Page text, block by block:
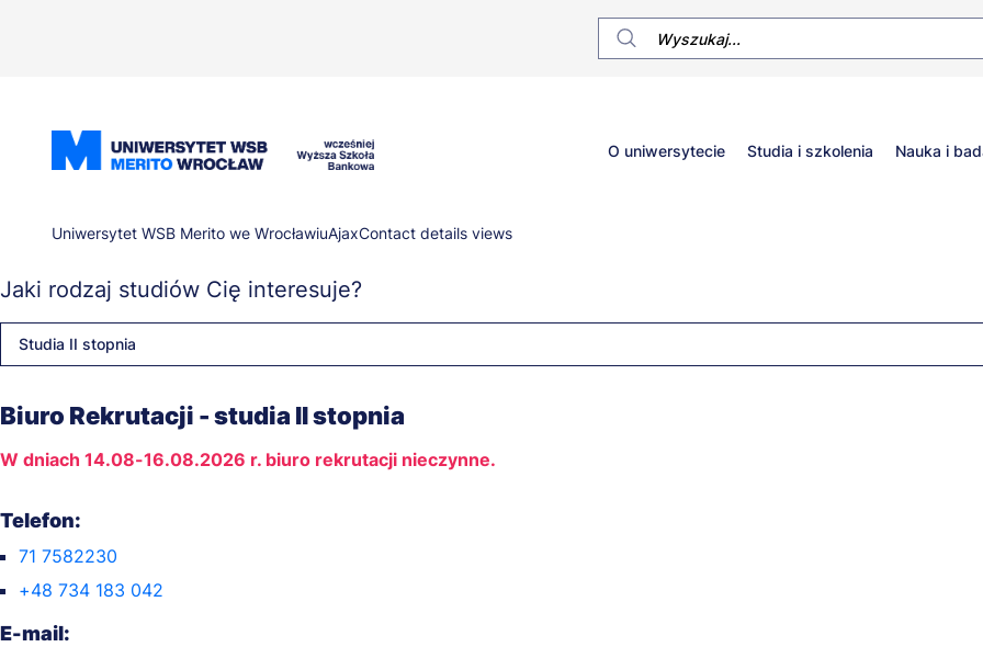
Główne
O uniwersytecie Studia i szkolenia Nauka i
Ścieżka
nawigacyjna
Uniwersytet WSB Merito we WrocławiuAjaxContact details views
Jaki rodzaj studiów Cię interesuje?
Studia II stopnia
Biuro Rekrutacji - studia II stopnia
W dniach 14.08-16.08.2026 r. biuro rekrutacji nieczynne.
Telefon:
71 7582230
+48 734 183 042
E-mail: